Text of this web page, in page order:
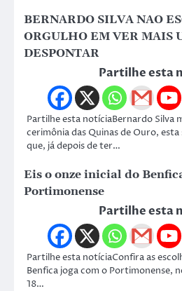
BERNARDO SILVA NAO
ORGULHO EM VER MAIS
DESPONTAR
Partilhe esta
Partilhe esta notíciaBernardo Silva
cerimônia das Quinas de Ouro,
que, já depois de ter…
Eis o onze inicial do
Portimonense
Partilhe esta
Partilhe esta notíciaConfira as
Benfica joga com o Portimonense,
18…